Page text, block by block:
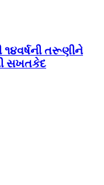
તરૂણીને
સખતકેદ